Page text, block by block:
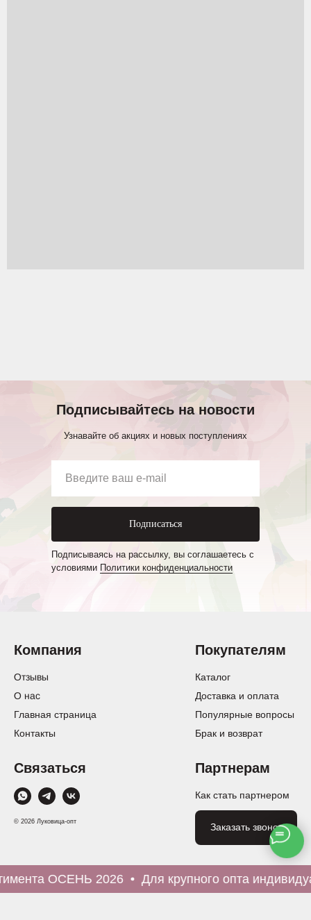
ОСЕНЬ 2026 Для крупного опта
Подписывайтесь на новости
Узнавайте об акциях и новых поступлениях
Подписаться
Подписываясь на рассылку, вы соглашаетесь с
условиями Политики конфиденциальности
Компания Покупателям
Партнерам
О нас
Главная страница
Контакты
Каталог
Доставка и оплата
Популярные вопросы
Брак и возврат
Как стать партнером
Заказать звонок
© 2026 Луковица-опт
Отзывы
Связаться